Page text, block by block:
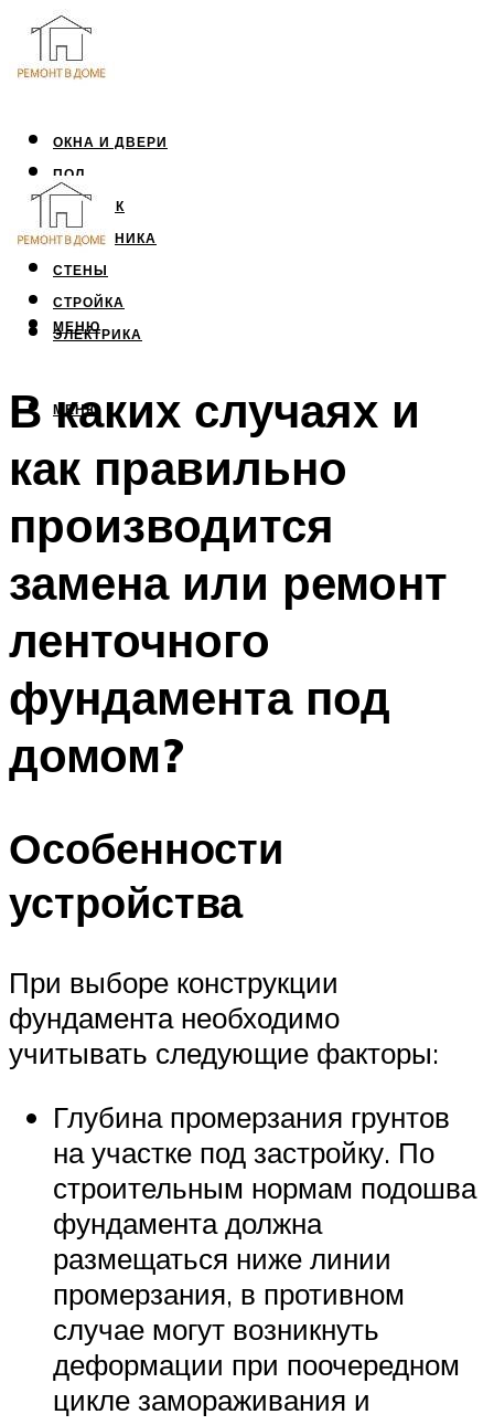
ОКНА И ДВЕРИ
ПОЛ
ПОТОЛОК
САНТЕХНИКА
СТЕНЫ
СТРОЙКА
ЭЛЕКТРИКА
МЕНЮ
МЕНЮ
В каких случаях и
как правильно
производится
замена или ремонт
ленточного
фундамента под
домом?
Особенности
устройства
При выборе конструкции
фундамента необходимо
учитывать следующие факторы:
Глубина промерзания грунтов
на участке под застройку. По
строительным нормам подошва
фундамента должна
размещаться ниже линии
промерзания, в противном
случае могут возникнуть
деформации при поочередном
цикле замораживания и